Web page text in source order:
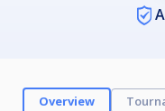
Overview